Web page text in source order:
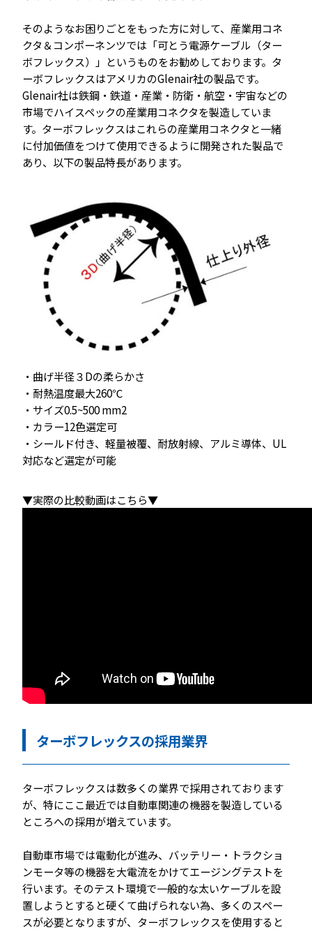
そのようなお困りごとをもった方に対して、産業用コネ
クタ＆コンポーネンツでは「可とう電源ケーブル（ター
ボフレックス）」というものをお勧めしております。タ
ーボフレックスはアメリカのGlenair社の製品です。
Glenair社は鉄鋼・鉄道・産業・防衛・航空・宇宙などの
市場でハイスペックの産業用コネクタを製造していま
す。ターボフレックスはこれらの産業用コネクタと一緒
に付加価値をつけて使用できるように開発された製品で
あり、以下の製品特長があります。
・曲げ半径３Dの柔らかさ
・耐熱温度最大260℃
・サイズ0.5~500 mm2
・カラー12色選定可
・シールド付き、軽量被覆、耐放射線、アルミ導体、UL
対応など選定が可能
▼実際の比較動画はこちら▼
ターボフレックスの採用業界
ターボフレックスは数多くの業界で採用されております
が、特にここ最近では自動車関連の機器を製造している
ところへの採用が増えています。
自動車市場では電動化が進み、バッテリー・トラクショ
ンモータ等の機器を大電流をかけてエージングテストを
行います。そのテスト環境で一般的な太いケーブルを設
置しようとすると硬くて曲げられない為、多くのスペー
スが必要となりますが、ターボフレックスを使用すると